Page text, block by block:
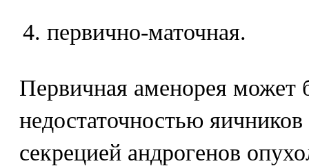
первично-маточная.
Первичная аменорея может
недостаточностью
секрецией андрогенов